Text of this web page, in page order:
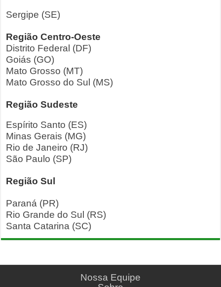
Sergipe (SE)
Região Centro-Oeste
Distrito Federal (DF)
Goiás (GO)
Mato Grosso (MT)
Mato Grosso do Sul (MS)
Região Sudeste
Espírito Santo (ES)
Minas Gerais (MG)
Rio de Janeiro (RJ)
São Paulo (SP)
Região Sul
Paraná (PR)
Rio Grande do Sul (RS)
Santa Catarina (SC)
Nossa Equipe